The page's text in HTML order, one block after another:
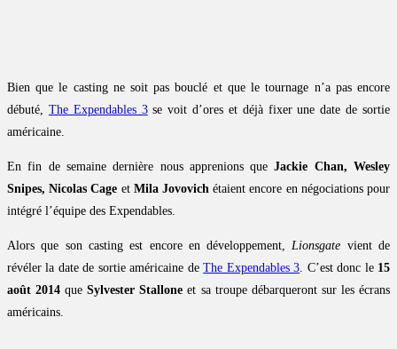
Bien que le casting ne soit pas bouclé et que le tournage n’a pas encore
débuté, The Expendables 3se voit d’ores et déjà fixer une date de sortie
américaine.
En fin de semaine dernière nous apprenions queJackie Chan, Wesley
Snipes, Nicolas Cage et Mila Jovovich étaient encore en négociations pour
intégré l’équipe des Expendables.
Alors que son casting est encore en développement,Lionsgate vient de
révéler la date de sortie américaine deThe Expendables 3. C’est donc le 15
août 2014 queSylvester Stallone et sa troupe débarqueront sur les écrans
américains.